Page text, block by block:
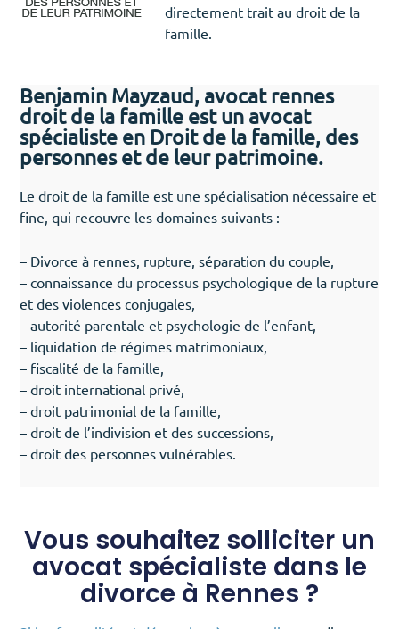
directement trait au droit de la
famille.
Benjamin Mayzaud, avocat rennes
droit de la famille est un avocat
spécialiste en Droit de la famille, des
personnes et de leur patrimoine.
Le droit de la famille est une spécialisation nécessaire et
fine, qui recouvre les domaines suivants :
– Divorce à rennes, rupture, séparation du couple,
– connaissance du processus psychologique de la rupture
et des violences conjugales,
– autorité parentale et psychologie de l’enfant,
– liquidation de régimes matrimoniaux,
– fiscalité de la famille,
– droit international privé,
– droit patrimonial de la famille,
– droit de l’indivision et des successions,
– droit des personnes vulnérables.
Vous souhaitez solliciter un
avocat spécialiste dans le
divorce à Rennes ?